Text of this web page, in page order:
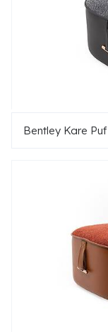
Bentley Kare Puf